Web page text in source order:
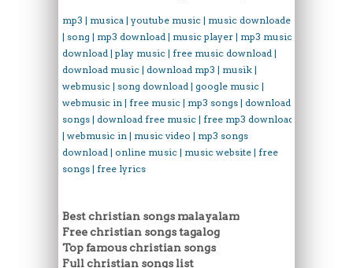
mp3 | musica | youtube music | music downloader
| song | mp3 download | music player | mp3 music
download | play music | free music download |
download music | download mp3 | musik |
webmusic | song download | google music |
webmusic in | free music | mp3 songs | download
songs | download free music | free mp3 download
| webmusic in | music video | mp3 songs
download | online music | music website | free
songs | free lyrics
Best christian songs malayalam
Free christian songs tagalog
Top famous christian songs
Full christian songs list